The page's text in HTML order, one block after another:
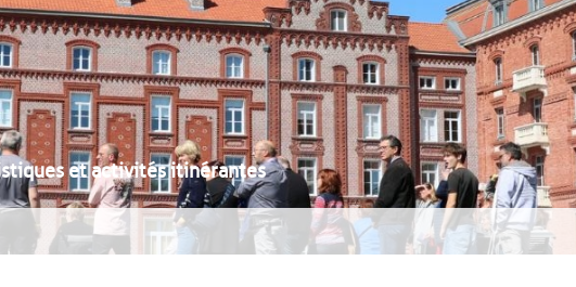
et activités itinérantes